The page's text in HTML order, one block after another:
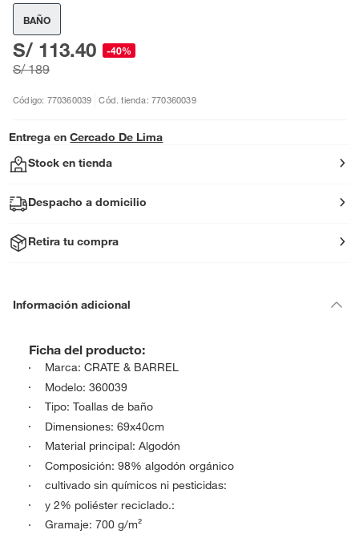
BAÑO
S/ 113.40 -40%
S/ 189
Código: 770360039 Cód. tienda: 770360039
Entrega en Cercado De Lima
Stock en tienda
Despacho a domicilio
Retira tu compra
Información adicional
Ficha del producto:
Marca: CRATE & BARREL
Modelo: 360039
Tipo: Toallas de baño
Dimensiones: 69x40cm
Material principal: Algodón
Composición: 98% algodón orgánico
cultivado sin químicos ni pesticidas:
y 2% poliéster reciclado.:
Gramaje: 700 g/m²